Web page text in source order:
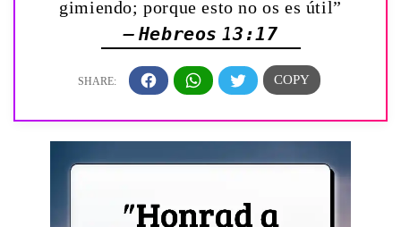
gimiendo; porque esto no os es útil”
— Hebreos 13:17